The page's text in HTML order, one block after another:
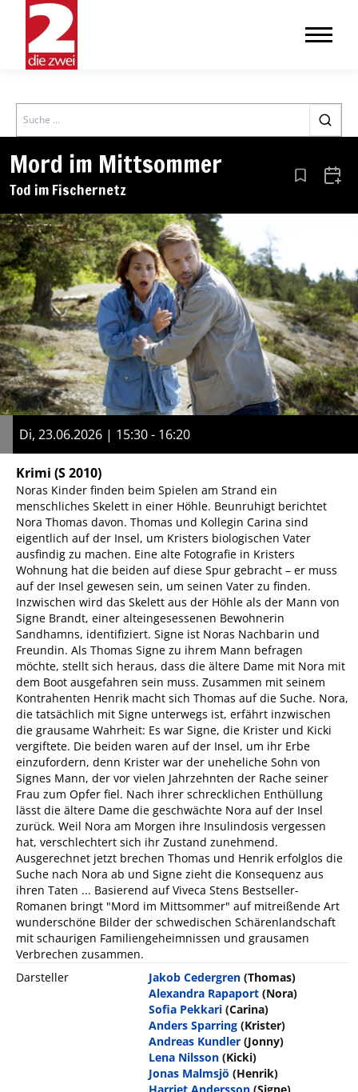
Search
Mord im Mittsommer
Tod im Fischernetz Aus den
Di, 23.06.2026 | 15:30 - 16:20
Krimi (S 2010)
Noras Kinder finden beim Spielen am Strand ein
menschliches Skelett in einer Höhle. Beunruhigt berichtet
Nora Thomas davon. Thomas und Kollegin Carina sind
eigentlich auf der Insel, um Kristers biologischen Vater
ausfindig zu machen. Eine alte Fotografie in Kristers
Wohnung hat die beiden auf diese Spur gebracht – er muss
auf der Insel gewesen sein, um seinen Vater zu finden.
Inzwischen wird das Skelett aus der Höhle als der Mann von
Signe Brandt, einer alteingesessenen Bewohnerin
Sandhamns, identifiziert. Signe ist Noras Nachbarin und
Freundin. Als Thomas Signe zu ihrem Mann befragen
möchte, stellt sich heraus, dass die ältere Dame mit Nora mit
dem Boot ausgefahren sein muss. Zusammen mit seinem
Kontrahenten Henrik macht sich Thomas auf die Suche. Nora,
die tatsächlich mit Signe unterwegs ist, erfährt inzwischen
die grausame Wahrheit: Es war Signe, die Krister und Kicki
vergiftete. Die beiden waren auf der Insel, um ihr Erbe
einzufordern, denn Krister war der uneheliche Sohn von
Signes Mann, der vor vielen Jahrzehnten der Rache seiner
Frau zum Opfer fiel. Nach ihrer schrecklichen Enthüllung
lässt die ältere Dame die geschwächte Nora auf der Insel
zurück. Weil Nora am Morgen ihre Insulindosis vergessen
hat, verschlechtert sich ihr Zustand zunehmend.
Ausgerechnet jetzt brechen Thomas und Henrik erfolglos die
Suche nach Nora ab und Signe zieht die Konsequenz aus
ihren Taten ... Basierend auf Viveca Stens Bestseller-
Romanen bringt "Mord im Mittsommer" auf mitreißende Art
wunderschöne Bilder der schwedischen Schärenlandschaft
mit schaurigen Familiengeheimnissen und grausamen
Verbrechen zusammen.
Darsteller
Jakob Cedergren (Thomas)
Alexandra Rapaport (Nora)
Sofia Pekkari (Carina)
Anders Sparring (Krister)
Andreas Kundler (Jonny)
Lena Nilsson (Kicki)
Jonas Malmsjö (Henrik)